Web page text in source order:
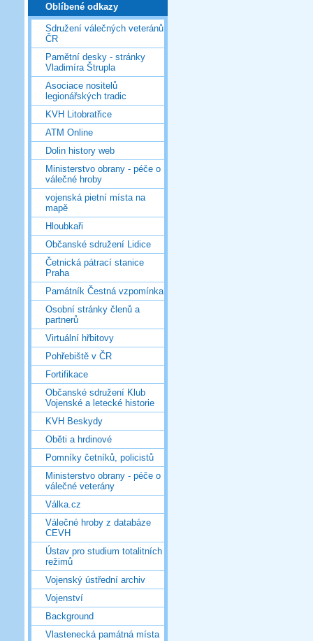
Oblíbené odkazy
Sdružení válečných veteránů
ČR
Pamětní desky - stránky
Vladimíra Štrupla
Asociace nositelů
legionářských tradic
KVH Litobratřice
ATM Online
Dolin history web
Ministerstvo obrany - péče o
válečné hroby
vojenská pietní místa na
mapě
Hloubkaři
Občanské sdružení Lidice
Četnická pátrací stanice
Praha
Památník Čestná vzpomínka
Osobní stránky členů a
partnerů
Virtuální hřbitovy
Pohřebiště v ČR
Fortifikace
Občanské sdružení Klub
Vojenské a letecké historie
KVH Beskydy
Oběti a hrdinové
Pomníky četníků, policistů
Ministerstvo obrany - péče o
válečné veterány
Válka.cz
Válečné hroby z databáze
CEVH
Ústav pro studium totalitních
režimů
Vojenský ústřední archiv
Vojenství
Background
Vlastenecká památná místa